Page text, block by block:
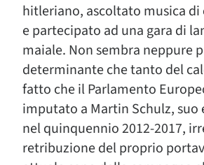
hitleriano, ascoltato musica di
e partecipato ad una gara di
maiale. Non sembra neppure
determinante che tanto del
fatto che il Parlamento
imputato a Martin Schulz, suo
nel quinquennio 2012-2017,
retribuzione del proprio